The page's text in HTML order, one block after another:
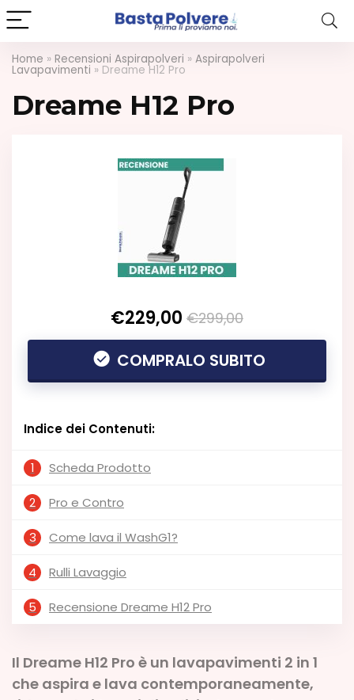
Home » Recensioni Aspirapolveri » Aspirapolveri
Lavapavimenti » Dreame H12 Pro
Dreame H12 Pro
€229,00 €299,00
COMPRALO SUBITO
Indice dei Contenuti:
1 Scheda Prodotto
2 Pro e Contro
3 Come lava il WashG1?
4 Rulli Lavaggio
5 Recensione Dreame H12 Pro
Il Dreame H12 Pro è un lavapavimenti 2 in 1
che aspira e lava contemporaneamente,